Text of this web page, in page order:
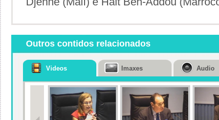
Outros contidos relacionados
Videos Imaxes Audio